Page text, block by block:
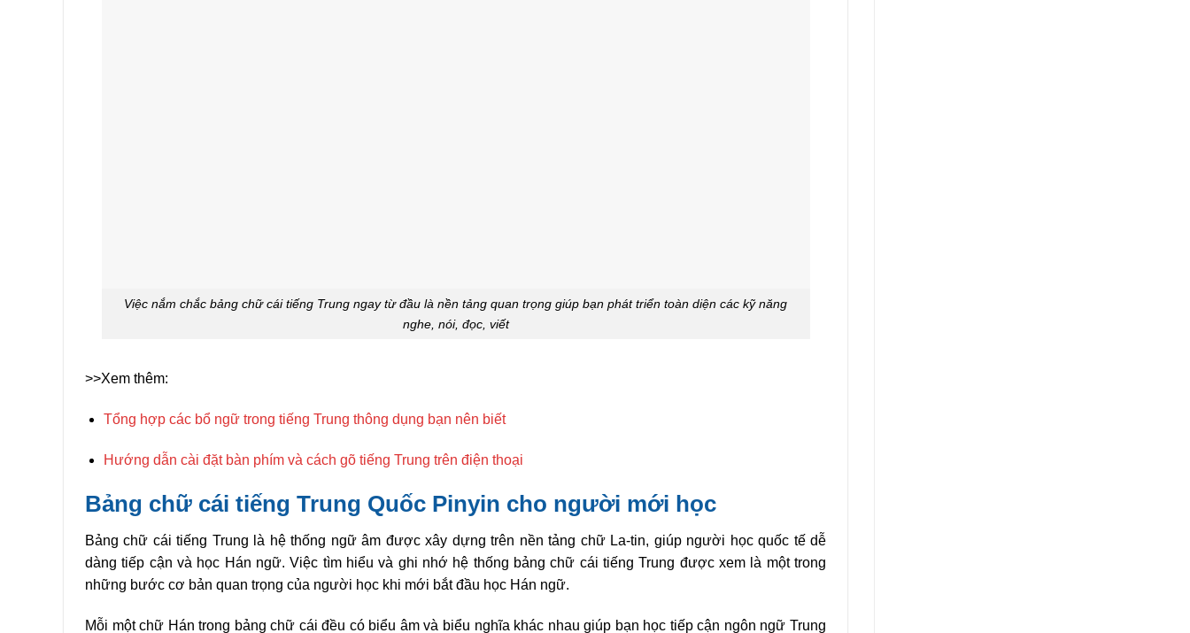
Việc nắm chắc bảng chữ cái tiếng Trung ngay từ đầu là nền tảng quan trọng giúp bạn phát triển toàn diện các kỹ năng
nghe, nói, đọc, viết
>>Xem thêm:
Tổng hợp các bổ ngữ trong tiếng Trung thông dụng bạn nên biết
Hướng dẫn cài đặt bàn phím và cách gõ tiếng Trung trên điện thoại
Bảng chữ cái tiếng Trung Quốc Pinyin cho người mới học
Bảng chữ cái tiếng Trung là hệ thống ngữ âm được xây dựng trên nền tảng chữ La-tin, giúp người học quốc tế dễ
dàng tiếp cận và học Hán ngữ. Việc tìm hiểu và ghi nhớ hệ thống bảng chữ cái tiếng Trung được xem là một trong
những bước cơ bản quan trọng của người học khi mới bắt đầu học Hán ngữ.
Mỗi một chữ Hán trong bảng chữ cái đều có biểu âm và biểu nghĩa khác nhau giúp bạn học tiếp cận ngôn ngữ Trung